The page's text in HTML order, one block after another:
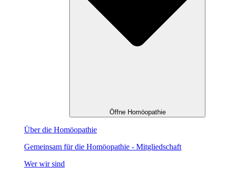
Öffne Homöopathie
Über die Homöopathie
Gemeinsam für die Homöopathie - Mitgliedschaft
Wer wir sind